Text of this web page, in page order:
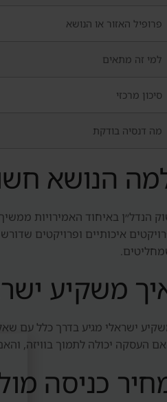
פרופיל האזור או הנושא
למי זה מתאים
סיכון מרכזי
מה דנסיה בודקת
הנושא
הנדל״ן באיחוד האמירויות
משקיע
ישראלי מגיע בדרך כלל עם
העסקה יכולה לתמוך בוויזה,
כניסה